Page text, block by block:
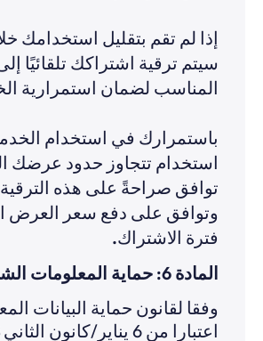
سيتم ترقية اشتراكك تلقائيًا
المناسب لضمان استمرارية
باستمرارك في استخدام
استخدام تتجاوز حدود عرضك
توافق صراحةً على هذه الترقية
وتوافق على دفع سعر العرض
فترة الاشتراك.
المادة 6: حماية المعلومات الشخصية
وفقا لقانون حماية البيانات